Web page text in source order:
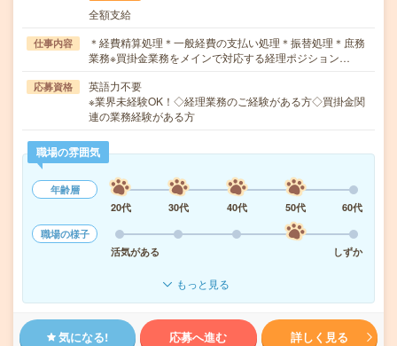
全額支給
仕事内容
＊経費精算処理＊一般経費の支払い処理＊振替処理＊庶務
業務※買掛金業務をメインで対応する経理ポジション…
応募資格
英語力不要
※業界未経験OK！◇経理業務のご経験がある方◇買掛金関
連の業務経験がある方
職場の雰囲気
年齢層
20代
30代 40代 50代
60代
職場の様子
活気がある
しずか
もっと見る
気になる! 応募へ進む 詳しく見る